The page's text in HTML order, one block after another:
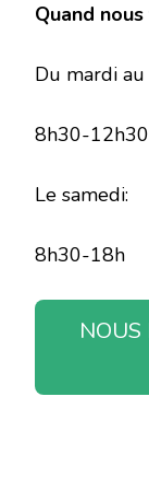
Quand
Du mardi
8h30-
Le samedi:
8h30-18h
NOUS